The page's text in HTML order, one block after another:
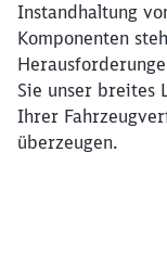
Instandhaltung
Komponenten
Sie unser breites
Ihrer
überzeugen.